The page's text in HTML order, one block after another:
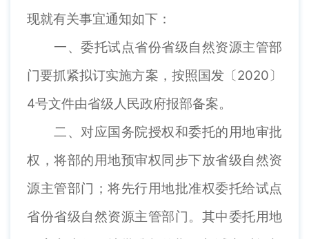
现就有关事宜通知如下：
一、委托试点省份省级自然资源主管部
门要抓紧拟订实施方案，按照国发〔2020〕
4号文件由省级人民政府报部备案。
二、对应国务院授权和委托的用地审批
权，将部的用地预审权同步下放省级自然资
源主管部门；将先行用地批准权委托给试点
省份省级自然资源主管部门。其中委托用地